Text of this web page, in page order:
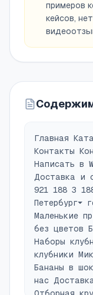
примеров
кейсов,
Главная
Контакты
Написать в
Доставка и
921 188 3
Петербург⏷
Маленькие
без цветов
Наборы
клубники
Бананы в
нас